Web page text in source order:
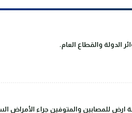
الدولة والقطاع العام.
للمصابين والمتوفين جراء الأمراض